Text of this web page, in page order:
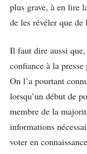
plus grave, à en lire
de les révéler que de
Il faut dire aussi
confiance à la
On l’a pourtant
lorsqu’un début de
membre de la
informations
voter en